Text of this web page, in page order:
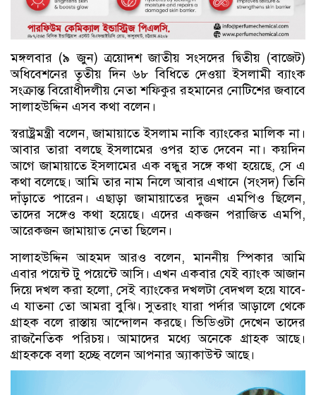
মঙ্গলবার (৯ জুন) ত্রয়োদশ জাতীয় সংসদের দ্বিতীয় (বাজেট)
অধিবেশনের তৃতীয় দিন ৬৮ বিধিতে দেওয়া ইসলামী ব্যাংক
সংক্রান্ত বিরোধীদলীয় নেতা শফিকুর রহমানের নোটিশের জবাবে
সালাহউদ্দিন এসব কথা বলেন।
স্বরাষ্ট্রমন্ত্রী বলেন, জামায়াতে ইসলাম নাকি ব্যাংকের মালিক না।
আবার তারা বলছে ইসলামের ওপর হাত দেবেন না। কয়দিন
আগে জামায়াতে ইসলামের এক বন্ধুর সঙ্গে কথা হয়েছে, সে এ
কথা বলেছে। আমি তার নাম নিলে আবার এখানে (সংসদ) তিনি
দাঁড়াতে পারেন। এছাড়া জামায়াতের দুজন এমপিও ছিলেন,
তাদের সঙ্গেও কথা হয়েছে। এদের একজন পরাজিত এমপি,
আরেকজন জামায়াত নেতা ছিলেন।
সালাহউদ্দিন আহমদ আরও বলেন, মাননীয় স্পিকার আমি
এবার পয়েন্ট টু পয়েন্টে আসি। এখন একবার যেই ব্যাংক আজান
দিয়ে দখল করা হলো, সেই ব্যাংকের দখলটা বেদখল হয়ে যাবে-
এ যাতনা তো আমরা বুঝি। সুতরাং যারা পর্দার আড়ালে থেকে
গ্রাহক বলে রাস্তায় আন্দোলন করছে। ভিডিওটা দেখেন তাদের
রাজনৈতিক পরিচয়। আমাদের মধ্যে অনেকে গ্রাহক আছে।
গ্রাহককে বলা হচ্ছে বলেন আপনার অ্যাকাউন্ট আছে।